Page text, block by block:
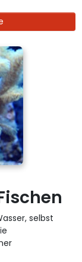
selbst